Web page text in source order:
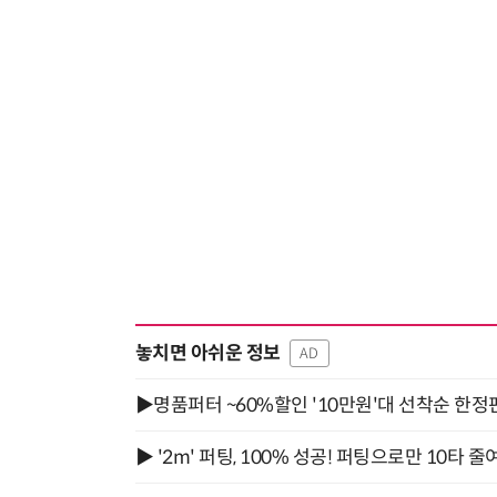
놓치면 아쉬운 정보 AD
▶명품퍼터 ~60%할인 '10만원'대 선착순 한정
▶ '2m' 퍼팅, 100% 성공! 퍼팅으로만 10타 줄